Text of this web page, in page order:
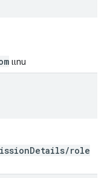
แทน
role